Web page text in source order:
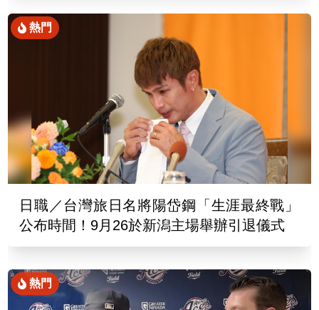
熱門
日職／台灣旅日名將陽岱鋼「生涯最終戰」
公布時間！9月26於新潟主場舉辦引退儀式
熱門